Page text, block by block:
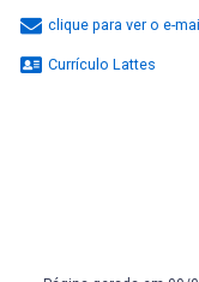
clique para ver o e-
Currículo Lattes